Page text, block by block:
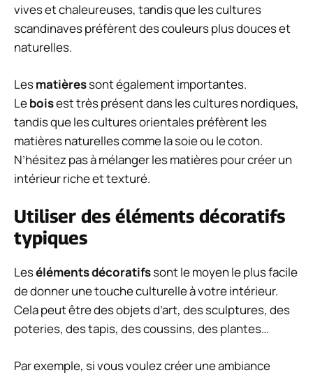
vives et chaleureuses, tandis que les cultures
scandinaves préfèrent des couleurs plus douces et
naturelles.
Lesmatièressont également importantes.
Leboisest très présent dans les cultures nordiques,
tandis que les cultures orientales préfèrent les
matières naturelles comme la soie ou le coton.
N’hésitez pas à mélanger les matières pour créer un
intérieur riche et texturé.
Utiliser des éléments décoratifs
typiques
Leséléments décoratifssont le moyen le plus facile
de donner une touche culturelle à votre intérieur.
Cela peut être des objets d’art, des sculptures, des
poteries, des tapis, des coussins, des plantes…
Par exemple, si vous voulez créer une ambiance